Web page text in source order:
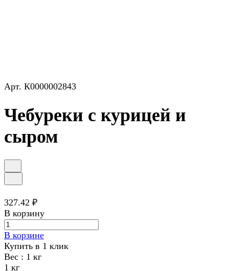
Арт. К0000002843
Чебуреки с курицей и
сыром
327.42 ₽
В корзину
В корзине
Купить в 1 клик
Вес : 1 кг
1 кг